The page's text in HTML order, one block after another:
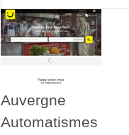
Auvergne
Automatismes